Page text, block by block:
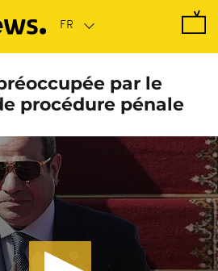
par le
procédure pénale